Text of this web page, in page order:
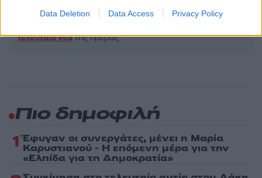
Data Deletion Data Access Privacy Policy
Ακολουθήστε το Νewsit.gr στοGoogle Newsκαι
τελευταία νέατης ημέρας
Πιο δημοφιλή
1 Έφυγαν οι συνεργάτες, μένει η Μαρία
Καρυστιανού - Η επόμενη μέρα για την
«Ελπίδα για τη Δημοκρατία»